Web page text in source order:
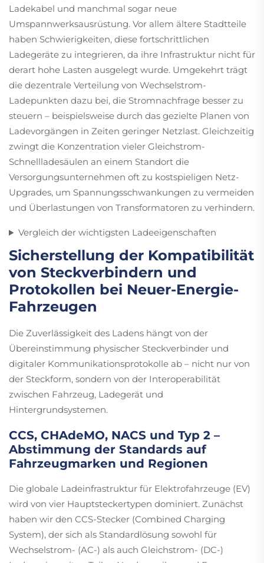
Ladekabel und manchmal sogar neue
Umspannwerksausrüstung. Vor allem ältere Stadtteile
haben Schwierigkeiten, diese fortschrittlichen
Ladegeräte zu integrieren, da ihre Infrastruktur nicht für
derart hohe Lasten ausgelegt wurde. Umgekehrt trägt
die dezentrale Verteilung von Wechselstrom-
Ladepunkten dazu bei, die Stromnachfrage besser zu
steuern – beispielsweise durch das gezielte Planen von
Ladevorgängen in Zeiten geringer Netzlast. Gleichzeitig
zwingt die Konzentration vieler Gleichstrom-
Schnellladesäulen an einem Standort die
Versorgungsunternehmen oft zu kostspieligen Netz-
Upgrades, um Spannungsschwankungen zu vermeiden
und Überlastungen von Transformatoren zu verhindern.
Vergleich der wichtigsten Ladeeigenschaften
Sicherstellung der Kompatibilität
von Steckverbindern und
Protokollen bei Neuer-Energie-
Fahrzeugen
Die Zuverlässigkeit des Ladens hängt von der
Übereinstimmung physischer Steckverbinder und
digitaler Kommunikationsprotokolle ab – nicht nur von
der Steckform, sondern von der Interoperabilität
zwischen Fahrzeug, Ladegerät und
Hintergrundsystemen.
CCS, CHAdeMO, NACS und Typ 2 –
Abstimmung der Standards auf
Fahrzeugmarken und Regionen
Die globale Ladeinfrastruktur für Elektrofahrzeuge (EV)
wird von vier Hauptsteckertypen dominiert. Zunächst
haben wir den CCS-Stecker (Combined Charging
System), der sich als Standardlösung sowohl für
Wechselstrom- (AC-) als auch Gleichstrom- (DC-)